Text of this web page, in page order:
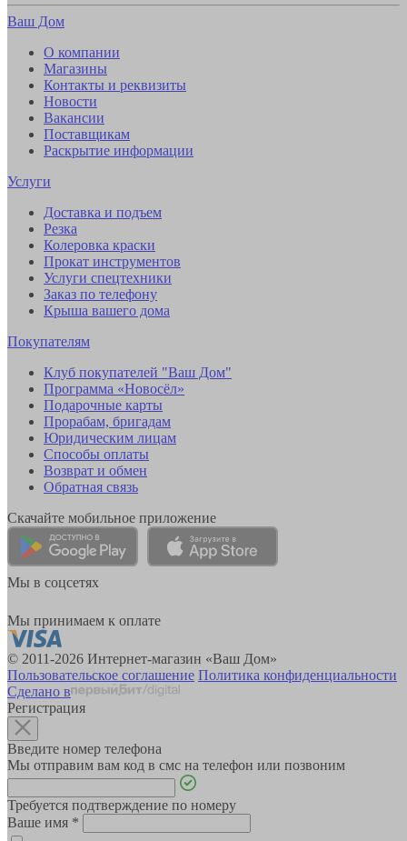
Ваш Дом
О компании
Магазины
Контакты и реквизиты
Новости
Вакансии
Поставщикам
Раскрытие информации
Услуги
Доставка и подъем
Резка
Колеровка краски
Прокат инструментов
Услуги спецтехники
Заказ по телефону
Крыша вашего дома
Покупателям
Клуб покупателей "Ваш Дом"
Программа «Новосёл»
Подарочные карты
Прорабам, бригадам
Юридическим лицам
Способы оплаты
Возврат и обмен
Обратная связь
Скачайте мобильное приложение
Мы в соцсетях
Мы принимаем к оплате
© 2011-2026 Интернет-магазин «Ваш Дом»
Пользовательское соглашение Политика конфиденциальности
Сделано в
Регистрация
Введите номер телефона
Мы отправим вам код в смс на телефон или позвоним
Требуется подтверждение по номеру
Ваше имя *